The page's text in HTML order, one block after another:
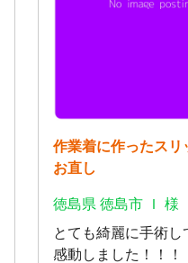
作業着に作ったス
お直し
徳島県 徳島市 Ｉ 様
とても綺麗に手術
感動しました！！！